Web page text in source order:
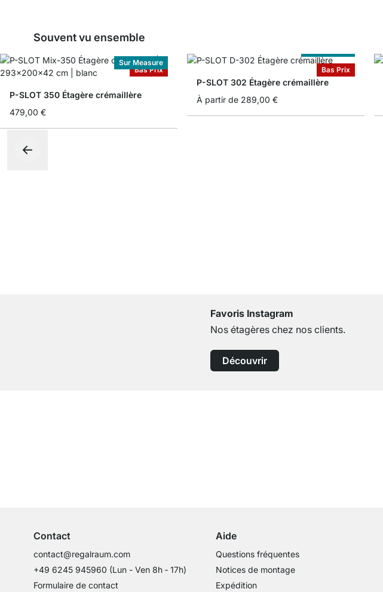
Souvent vu ensemble
Bas Prix
Sur Measure
P-SLOT 350 Étagère crémaillère
479,00 €
Bas Prix
P-SLOT 302 Étagère crémaillère
À partir de 289,00 €
Favoris Instagram
Nos étagères chez nos clients.
Découvrir
Contact
contact@regalraum.com
+49 6245 945960 (Lun - Ven 8h ‑ 17h)
Formulaire de contact
Aide
Questions fréquentes
Notices de montage
Expédition